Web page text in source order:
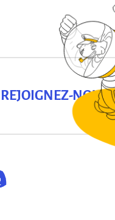
REJOIGNEZ-NOUS !